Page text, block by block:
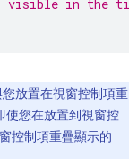
visible in the
放置在視窗控制項重
使您在放置到視窗控
窗控制項重疊顯示的